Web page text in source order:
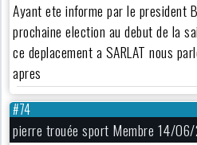
Ayant ete informe par le president
prochaine election au debut de la
ce deplacement a SARLAT nous
apres
#74
pierre trouée sport Membre 14/